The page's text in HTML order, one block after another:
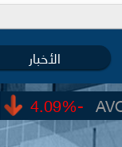
الأخبار
AVOC
-4.09%